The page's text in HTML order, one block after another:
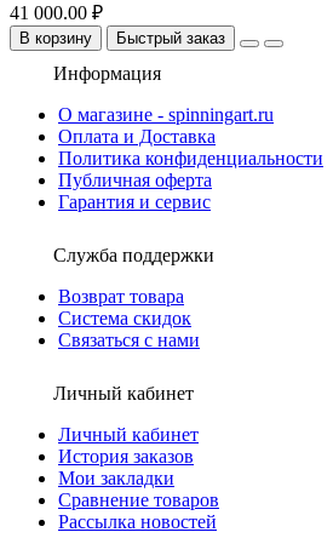
41 000.00 ₽
В корзину Быстрый заказ
Информация
О магазине - spinningart.ru
Оплата и Доставка
Политика конфиденциальности
Публичная оферта
Гарантия и сервис
Служба поддержки
Возврат товара
Система скидок
Связаться с нами
Личный кабинет
Личный кабинет
История заказов
Мои закладки
Сравнение товаров
Рассылка новостей